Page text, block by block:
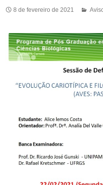
8 de fevereiro de 2021